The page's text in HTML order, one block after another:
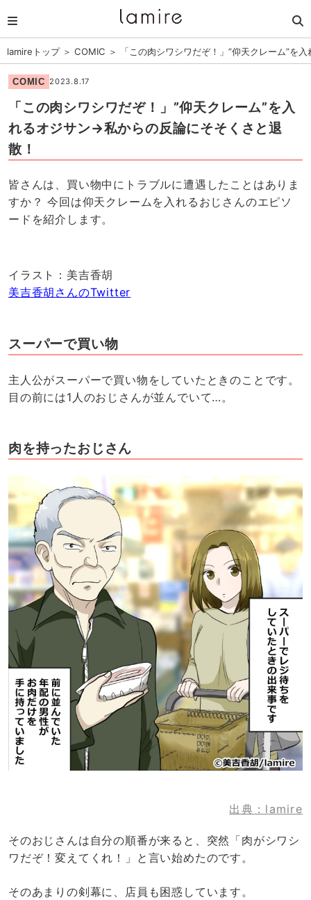
lamireトップ＞ COMIC ＞ 「この肉シワシワだぞ！」”仰天クレーム”を
COMIC 2023.8.17
「この肉シワシワだぞ！」”仰天クレーム”を入
れるオジサン→私からの反論にそそくさと退
散！
皆さんは、買い物中にトラブルに遭遇したことはありま
すか？ 今回は仰天クレームを入れるおじさんのエピソ
ードを紹介します。
イラスト：美吉香胡
美吉香胡さんのTwitter
スーパーで買い物
主人公がスーパーで買い物をしていたときのことです。
目の前には1人のおじさんが並んでいて…。
肉を持ったおじさん
出典：lamire
そのおじさんは自分の順番が来ると、突然「肉がシワシ
ワだぞ！変えてくれ！」と言い始めたのです。
そのあまりの剣幕に、店員も困惑しています。